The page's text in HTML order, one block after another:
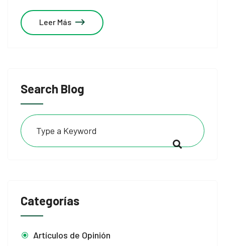
Search Blog
Categorías
Artículos de Opinión
Leer Más